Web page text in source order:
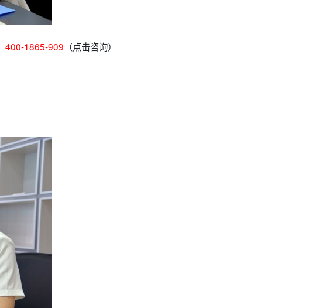
400-1865-909 （点击咨询）